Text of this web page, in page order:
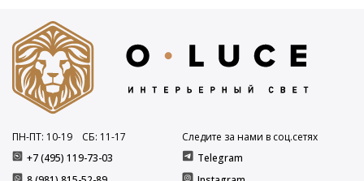
+7 (495) 119-73-03
ПН-ПТ: 10-19 СБ: 11-17
Следите за нами в соц.сетях
Telegram